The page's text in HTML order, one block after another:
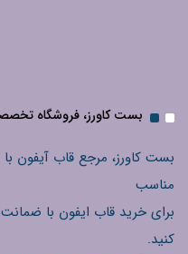
بست کاورز، فروشگاه
بست کاورز، مرجع قاب آیفون
مناسب
برای خرید قاب ایفون با
کنید.